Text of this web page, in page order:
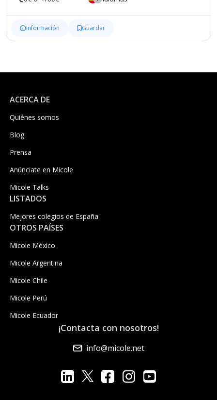
Información Guardar
ACERCA DE
Quiénes somos
Blog
Prensa
Anúnciate en Micole
Micole Talks
LISTADOS
Mejores colegios de España
OTROS PAÍSES
Micole México
Micole Argentina
Micole Chile
Micole Perú
Micole Ecuador
¡Contacta con nosotros!
info@micole.net